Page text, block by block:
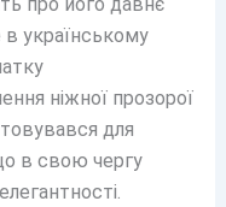
в українському
ніжної прозорої
для
в свою чергу